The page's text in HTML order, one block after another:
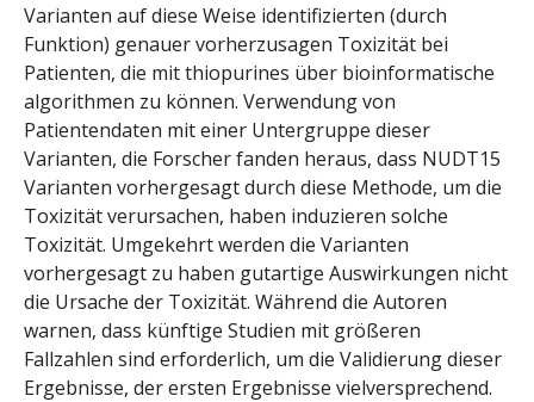
Varianten auf diese Weise identifizierten (durch
Funktion) genauer vorherzusagen Toxizität bei
Patienten, die mit thiopurines über bioinformatische
algorithmen zu können. Verwendung von
Patientendaten mit einer Untergruppe dieser
Varianten, die Forscher fanden heraus, dass NUDT15
Varianten vorhergesagt durch diese Methode, um die
Toxizität verursachen, haben induzieren solche
Toxizität. Umgekehrt werden die Varianten
vorhergesagt zu haben gutartige Auswirkungen nicht
die Ursache der Toxizität. Während die Autoren
warnen, dass künftige Studien mit größeren
Fallzahlen sind erforderlich, um die Validierung dieser
Ergebnisse, der ersten Ergebnisse vielversprechend.